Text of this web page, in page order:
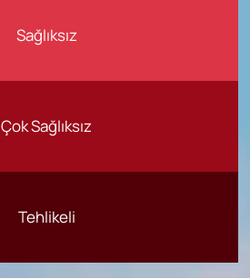
Sağlıksız
Çok Sağlıksız
Tehlikeli